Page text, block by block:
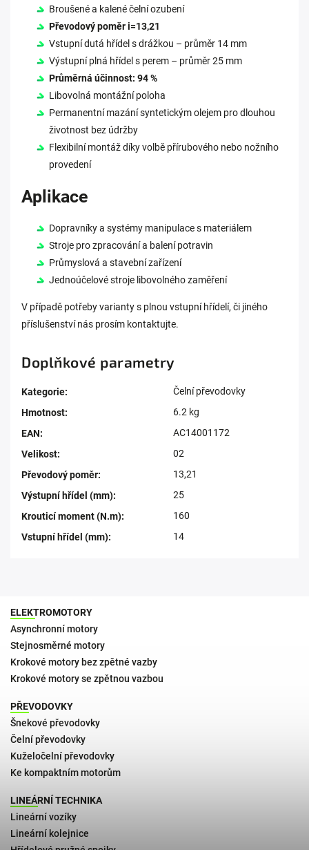
Broušené a kalené čelní ozubení
Převodový poměr i=13,21
Vstupní dutá hřídel s drážkou – průměr 14 mm
Výstupní plná hřídel s perem – průměr 25 mm
Průměrná účinnost: 94 %
Libovolná montážní poloha
Permanentní mazání syntetickým olejem pro dlouhou
životnost bez údržby
Flexibilní montáž díky volbě přírubového nebo nožního
provedení
Aplikace
Dopravníky a systémy manipulace s materiálem
Stroje pro zpracování a balení potravin
Průmyslová a stavební zařízení
Jednoúčelové stroje libovolného zaměření
V případě potřeby varianty s plnou vstupní hřídelí, či jiného
příslušenství nás prosím kontaktujte.
Doplňkové parametry
Kategorie:
Čelní převodovky
Hmotnost:
6.2 kg
EAN:
AC14001172
Velikost:
02
Převodový poměr:
13,21
Výstupní hřídel (mm):
25
Krouticí moment (N.m):
160
Vstupní hřídel (mm): 14
ELEKTROMOTORY
Asynchronní motory
Stejnosměrné motory
Krokové motory bez zpětné vazby
Krokové motory se zpětnou vazbou
PŘEVODOVKY
Šnekové převodovky
Čelní převodovky
Kuželočelní převodovky
Ke kompaktním motorům
LINEÁRNÍ TECHNIKA
Lineární vozíky
Lineární kolejnice